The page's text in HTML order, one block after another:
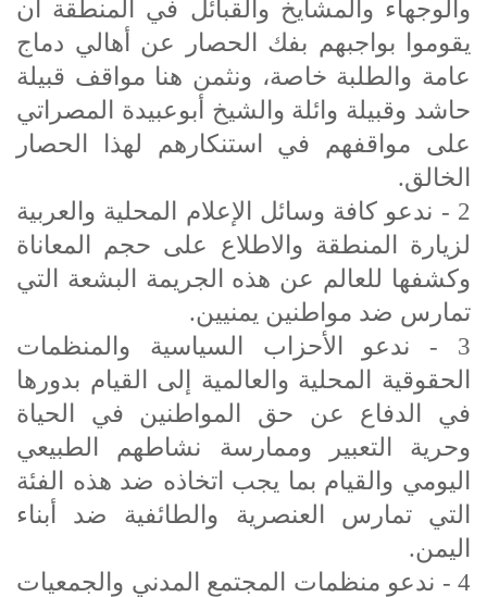
والوجهاء والمشايخ والقبائل في المنطقة أن
يقوموا بواجبهم بفك الحصار عن أهالي دماج
عامة والطلبة خاصة، ونثمن هنا مواقف قبيلة
حاشد وقبيلة وائلة والشيخ أبوعبيدة المصراتي
على مواقفهم في استنكارهم لهذا الحصار
الخالق.
2 - ندعو كافة وسائل الإعلام المحلية والعربية
لزيارة المنطقة والاطلاع على حجم المعاناة
وكشفها للعالم عن هذه الجريمة البشعة التي
تمارس ضد مواطنين يمنيين.
3 - ندعو الأحزاب السياسية والمنظمات
الحقوقية المحلية والعالمية إلى القيام بدورها
في الدفاع عن حق المواطنين في الحياة
وحرية التعبير وممارسة نشاطهم الطبيعي
اليومي والقيام بما يجب اتخاذه ضد هذه الفئة
التي تمارس العنصرية والطائفية ضد أبناء
اليمن.
4 - ندعو منظمات المجتمع المدني والجمعيات